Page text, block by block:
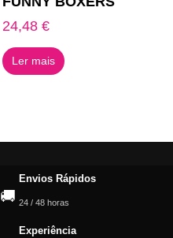
24,48€
Ler mais
🚚
Envios Rápidos
24 / 48 horas
Experiência